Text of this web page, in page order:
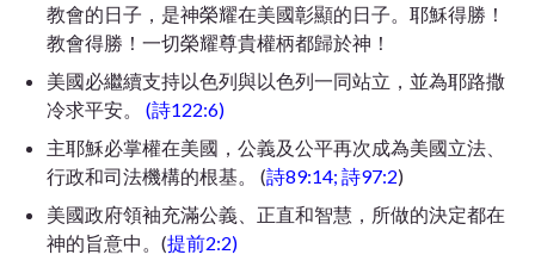
教會的日子，是神榮耀在美國彰顯的日子。耶穌得勝！
教會得勝！一切榮耀尊貴權柄都歸於神！
美國必繼續支持以色列與以色列一同站立，並為耶路撒
冷求平安。
(詩122:6)
主耶穌必掌權在美國，公義及公平再次成為美國立法、
行政和司法機構的根基。 (詩89:14; 詩97:2)
美國政府領袖充滿公義、正直和智慧，所做的決定都在
神的旨意中。(提前2:2)